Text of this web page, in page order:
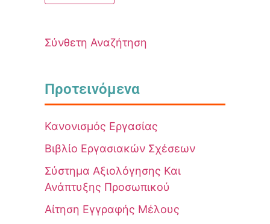
Σύνθετη Αναζήτηση
Προτεινόμενα
Κανονισμός Εργασίας
Βιβλίο Εργασιακών Σχέσεων
Σύστημα Αξιολόγησης Και
Ανάπτυξης Προσωπικού
Αίτηση Εγγραφής Μέλους